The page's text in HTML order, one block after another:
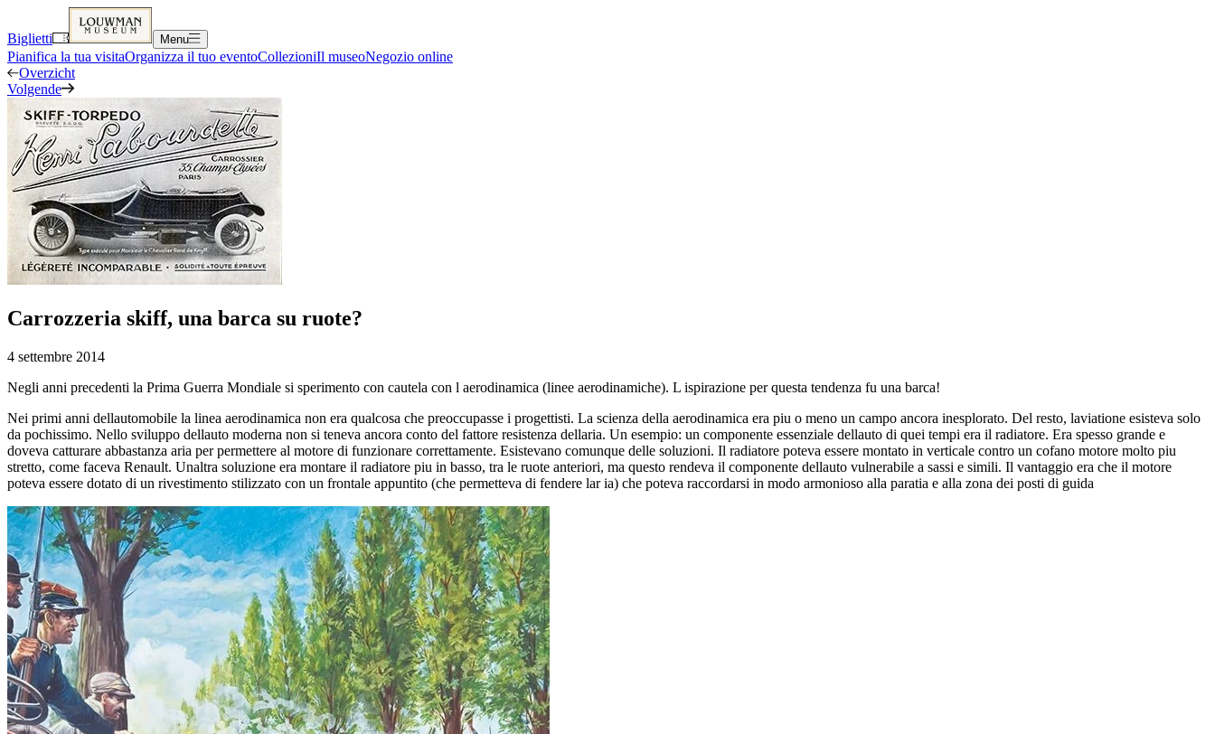
Biglietti Menu
Pianifica la tua visitaOrganizza il tuo eventoCollezioniIl museoNegozio online
Overzicht
Volgende
Carrozzeria skiff, una barca su ruote?
4 settembre 2014
Negli anni precedenti la Prima Guerra Mondiale si sperimento con cautela con l aerodinamica (linee aerodinamiche). L ispirazione per questa tendenza fu una barca!
Nei primi anni dellautomobile la linea aerodinamica non era qualcosa che preoccupasse i progettisti. La scienza della aerodinamica era piu o meno un campo ancora inesplorato. Del resto, laviatione esisteva solo
da pochissimo. Nello sviluppo dellauto moderna non si teneva ancora conto del fattore resistenza dellaria. Un esempio: un componente essenziale dellauto di quei tempi era il radiatore. Era spesso grande e
doveva catturare abbastanza aria per permettere al motore di funzionare correttamente. Esistevano comunque delle soluzioni. Il radiatore poteva essere montato in verticale contro un cofano motore molto piu
stretto, come faceva Renault. Unaltra soluzione era montare il radiatore piu in basso, tra le ruote anteriori, ma questo rendeva il componente dellauto vulnerabile a sassi e simili. Il vantaggio era che il motore
poteva essere dotato di un rivestimento stilizzato con un frontale appuntito (che permetteva di fendere lar ia) che poteva raccordarsi in modo armonioso alla paratia e alla zona dei posti di guida